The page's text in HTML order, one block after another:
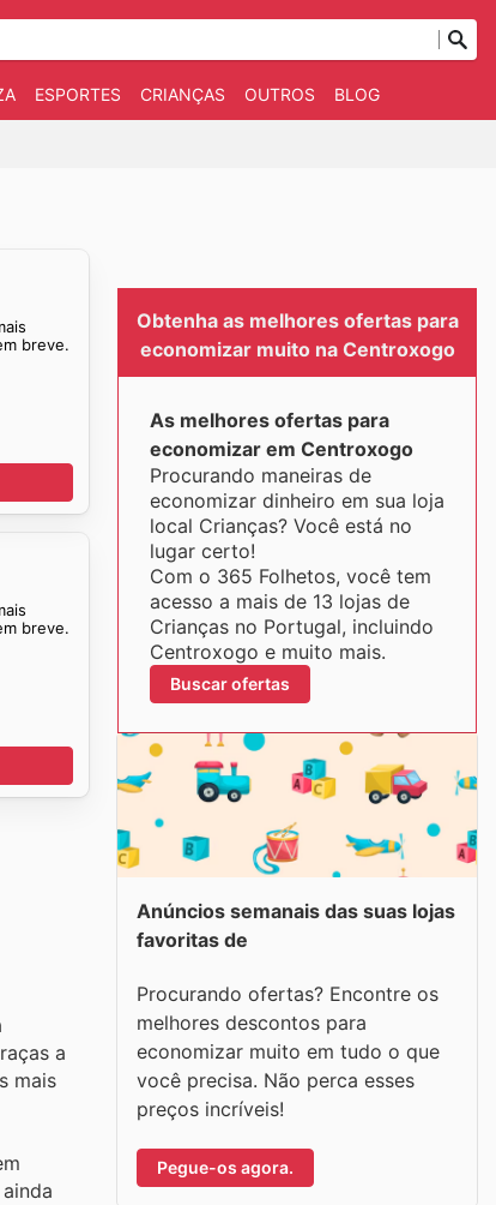
ESPORTES CRIANÇAS OUTROS BLOG
breve.
breve.
a
mais
Obtenha as melhores ofertas para
economizar muito na Centroxogo
As melhores ofertas para
economizar em Centroxogo
Procurando maneiras de
economizar dinheiro em sua loja
local Crianças? Você está no
lugar certo!
Com o 365 Folhetos, você tem
acesso a mais de 13 lojas de
Crianças no Portugal, incluindo
Centroxogo e muito mais.
Buscar ofertas
Anúncios semanais das suas lojas
favoritas de
Procurando ofertas? Encontre os
melhores descontos para
economizar muito em tudo o que
você precisa. Não perca esses
preços incríveis!
Pegue-os agora.